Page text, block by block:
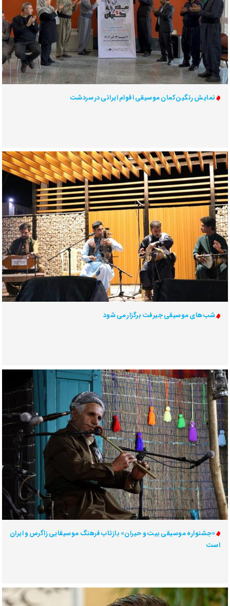
نمایش رنگین‌کمان موسیقی اقوام ایرانی در سردشت
شب‌های موسیقی جیرفت برگزار می شود
«جشنواره موسیقی بیت و حیران» بازتاب فرهنگ موسیقایی زاگرس و ایران
است